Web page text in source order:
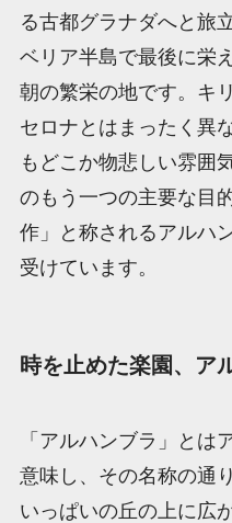
る古都グラナダへと旅
ベリア半島で最後に栄
朝の繁栄の地です。キ
セロナとはまったく異
もどこか物悲しい雰囲
のもう一つの主要な目
作」と称されるアルハ
受けています。
時を止めた楽園、ア
「アルハンブラ」とは
意味し、その名称の通
いっぱいの丘の上に広